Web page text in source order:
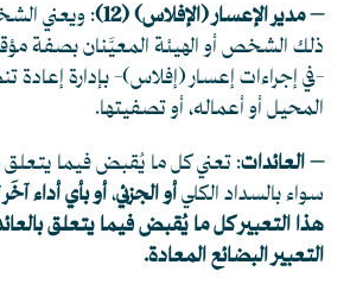
– مدير الإعسار (الإفلاس)(12)
: ويعني
ذلك الشخص أو الهيئة المعيَّنان بصفة
-في إجراءات إعسار (إفلاس)- بإدارة
المحيل أو أعماله، أو تصفيتها.
– العائدات: تعني كل ما يُقبض فيما
سواء بالسداد الكليأو الجزئي،أو بأي أداء
هذا التعبير كل ما يُقبض فيما يتعلق
التعبير البضائع المعادة.